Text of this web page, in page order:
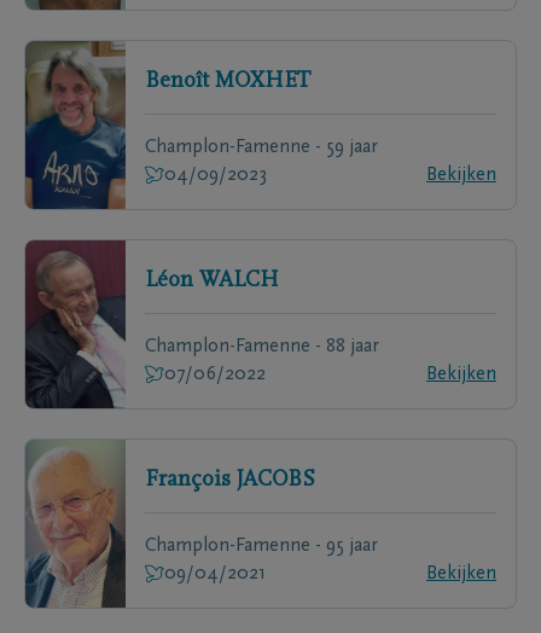
Benoît MOXHET
Champlon-Famenne - 59 jaar
04/09/2023
Bekijken
Léon WALCH
Champlon-Famenne - 88 jaar
07/06/2022
Bekijken
François JACOBS
Champlon-Famenne - 95 jaar
09/04/2021
Bekijken